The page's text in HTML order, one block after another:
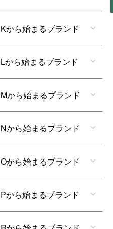
Kから始まるブランド
Lから始まるブランド
Mから始まるブランド
Nから始まるブランド
Oから始まるブランド
Pから始まるブランド